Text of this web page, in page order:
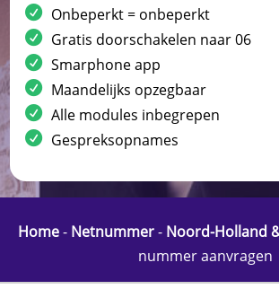
Onbeperkt = onbeperkt
Gratis doorschakelen naar 06
Smarphone app
Maandelijks opzegbaar
Alle modules inbegrepen
Gespreksopnames
Home- Netnummer- Noord-Holland
nummer aanvragen